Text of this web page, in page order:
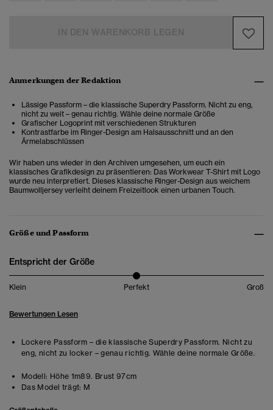
Anmerkungen der Redaktion
Lässige Passform – die klassische Superdry Passform. Nicht zu eng,
nicht zu weit – genau richtig. Wähle deine normale Größe
Grafischer Logoprint mit verschiedenen Strukturen
Kontrastfarbe im Ringer-Design am Halsausschnitt und an den
Ärmelabschlüssen
Wir haben uns wieder in den Archiven umgesehen, um euch ein
klassisches Grafikdesign zu präsentieren: Das Workwear T-Shirt mit Logo
wurde neu interpretiert. Dieses klassische Ringer-Design aus weichem
Baumwolljersey verleiht deinem Freizeitlook einen urbanen Touch.
Größe und Passform
Entspricht der Größe
Klein Perfekt Groß
Bewertungen Lesen
Lockere Passform – die klassische Superdry Passform. Nicht zu
eng, nicht zu locker – genau richtig. Wähle deine normale Größe.
Modell: Höhe 1m89. Brust 97cm
Das Model trägt: M